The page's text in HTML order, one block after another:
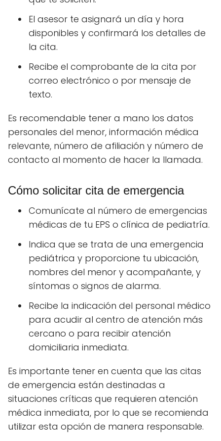
El asesor te asignará un día y hora
disponibles y confirmará los detalles de
la cita.
Recibe el comprobante de la cita por
correo electrónico o por mensaje de
texto.
Es recomendable tener a mano los datos
personales del menor, información médica
relevante, número de afiliación y número de
contacto al momento de hacer la llamada.
Cómo solicitar cita de emergencia
Comunícate al número de emergencias
médicas de tu EPS o clínica de pediatría.
Indica que se trata de una emergencia
pediátrica y proporcione tu ubicación,
nombres del menor y acompañante, y
síntomas o signos de alarma.
Recibe la indicación del personal médico
para acudir al centro de atención más
cercano o para recibir atención
domiciliaria inmediata.
Es importante tener en cuenta que las citas
de emergencia están destinadas a
situaciones críticas que requieren atención
médica inmediata, por lo que se recomienda
utilizar esta opción de manera responsable.